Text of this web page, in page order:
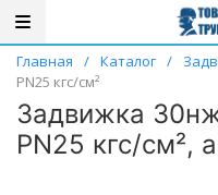
Главная / Каталог /
PN25 кгс/см²
Задвижка
PN25 кгс/см²,